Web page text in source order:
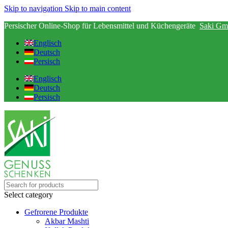
Skip to navigation Skip to main content
Persischer Online-Shop für Lebensmittel und Küchengeräte Saki
Englisch
Deutsch
Persisch
Englisch
Deutsch
Persisch
Select category
Gefrorene Produkte
Akbar Mashti